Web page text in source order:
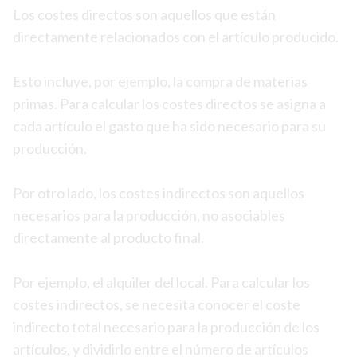
Los costes directos son aquellos que están
directamente relacionados con el artículo producido.
Esto incluye, por ejemplo, la compra de materias
primas. Para calcular los costes directos se asigna a
cada artículo el gasto que ha sido necesario para su
producción.
Por otro lado, los costes indirectos son aquellos
necesarios para la producción, no asociables
directamente al producto final.
Por ejemplo, el alquiler del local. Para calcular los
costes indirectos, se necesita conocer el coste
indirecto total necesario para la producción de los
artículos, y dividirlo entre el número de artículos